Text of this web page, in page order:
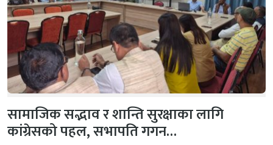
सामाजिक सद्भाव र शान्ति सुरक्षाका लागि
कांग्रेसको पहल, सभापति गगन…